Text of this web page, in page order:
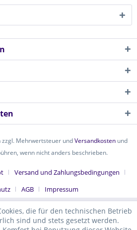
Mehrwertsteuer undVersandkostenund
wenn nicht anders beschrieben.
Versand und Zahlungsbedingungen
AGB Impressum
die für den technischen Betrieb
sind und stets gesetzt werden.